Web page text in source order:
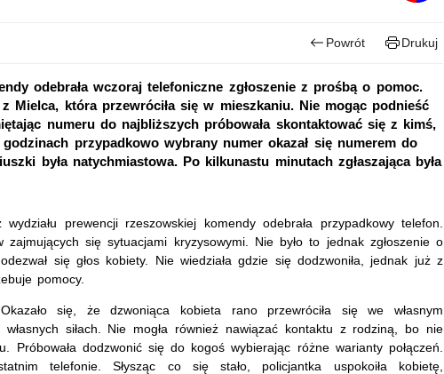
Powrót Drukuj
odebrała wczoraj telefoniczne zgłoszenie z prośbą o pomoc.
Mielca, która przewróciła się w mieszkaniu. Nie mogąc podnieść
numeru do najbliższych próbowała skontaktować się z kimś,
przypadkowo wybrany numer okazał się numerem do
była natychmiastowa. Po kilkunastu minutach zgłaszająca była
prewencji rzeszowskiej komendy odebrała przypadkowy telefon.
zajmujących się sytuacjami kryzysowymi. Nie było to jednak zgłoszenie o
się głos kobiety. Nie wiedziała gdzie się dodzwoniła, jednak już z
pomocy.
się, że dzwoniąca kobieta rano przewróciła się we własnym
siłach. Nie mogła również nawiązać kontaktu z rodziną, bo nie
Próbowała dodzwonić się do kogoś wybierając różne warianty połączeń.
telefonie. Słysząc co się stało, policjantka uspokoiła kobietę,